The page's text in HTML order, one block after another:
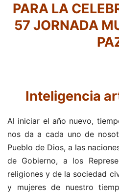
PARA LA
57 JORNADA
Inteligencia
Al iniciar el año nuevo,
nos da a cada uno de
Pueblo de Dios, a las
de Gobierno, a los
religiones y de la sociedad
y mujeres de nuestro